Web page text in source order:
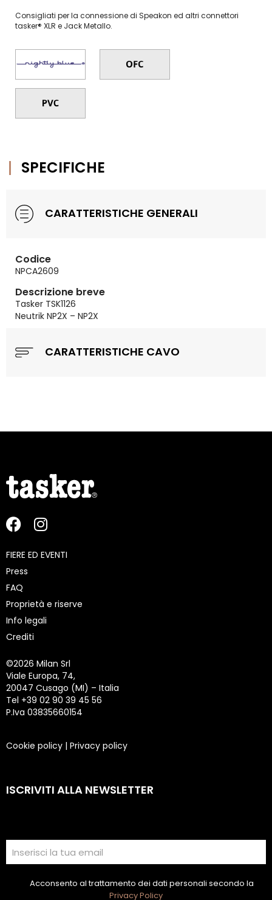
Consigliati per la connessione di Speakon ed altri connettori
tasker® XLR e Jack Metallo.
SPECIFICHE
CARATTERISTICHE GENERALI
Codice
NPCA2609
Descrizione breve
Tasker TSK1126
Neutrik NP2X – NP2X
CARATTERISTICHE CAVO
FIERE ED EVENTI
Press
FAQ
Proprietà e riserve
Info legali
Crediti
©2026 Milan Srl
Viale Europa, 74,
20047 Cusago (MI) – Italia
Tel +39 02 90 39 45 56
P.Iva 03835660154
Cookie policy | Privacy policy
ISCRIVITI ALLA NEWSLETTER
Acconsento al trattamento dei dati personali secondo la
Privacy Policy